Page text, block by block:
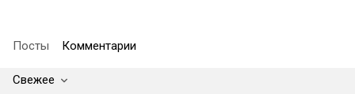
Посты Комментарии
Свежее